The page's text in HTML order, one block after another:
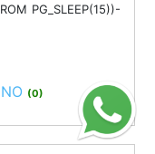
PG_SLEEP(15))-
NO (0)